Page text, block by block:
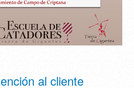
al cliente